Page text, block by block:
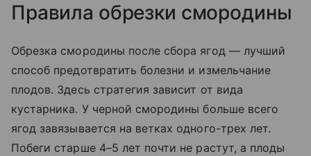
Правила обрезки смородины
Обрезка смородины после сбора ягод — лучший
способ предотвратить болезни и измельчание
плодов. Здесь стратегия зависит от вида
кустарника. У черной смородины больше всего
ягод завязывается на ветках одного-трех лет.
Побеги старше 4–5 лет почти не растут, а плоды